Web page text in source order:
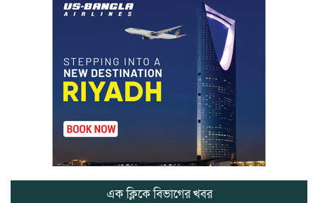
মার্শাল আর্ট ক্লাব কাপে ‘জুসা মার্শাল
আর্ট’ এর সাফল্য, শ্রীমঙ্গলের আয়াত ও
আইরাহ ঝুলিতে ৪ পদক
লাউয়াছড়া জাতীয় উদ্যানের সিএমসি
হিসাবরক্ষক আবজালুল হকের
মৃত্যুতে,এলাকায় শোকের ছায়া
ভোলাগঞ্জ স্থলবন্দরে এলসি আটকে
হয়রানির অভিযোগ, বিএনপির সাবেক
সভাপতির
এক ক্লিকে বিভাগের খবর